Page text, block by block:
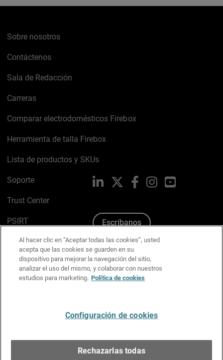
Sobre nosotros
Contáctenos
Sala de Redacción
Carreras
Comparar electrodomésticos Firebox
Herramienta de talla Firebox
Lista de productos y SKUs
Soporte
Trust Center
PSIRT
Política de cookies
Política de privacidad
Kit de medios y marca
LinkedIn FacebookInstagramYouTube
Escríbanos
Al hacer clic en “Aceptar todas las cookies”, usted
acepta que las cookies se guarden en su
dispositivo para mejorar la navegación del sitio,
analizar el uso del mismo, y colaborar con nuestros
estudios para marketing. Política de cookies
Configuración de cookies
Rechazarlas todas